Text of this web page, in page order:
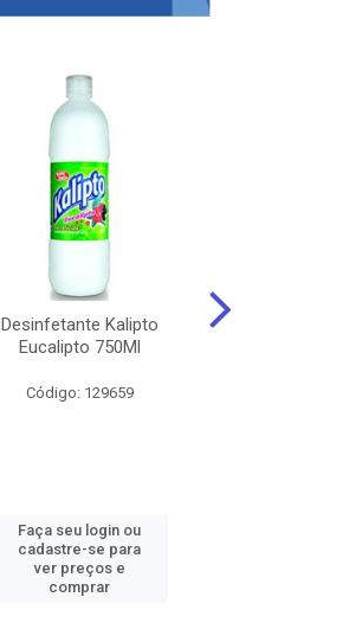
Desinfetante Kalipto
Eucalipto 750Ml
Código: 129659
Faça seu login ou
cadastre-se para
ver preços e
comprar